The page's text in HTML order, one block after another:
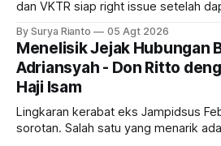
dan VKTR siap right issue setelah
pola saham Grup Bakrie jelang right
By Surya Rianto 05 Agt 2026
Menelisik Jejak Hubungan
Adriansyah - Don Ritto
Haji Isam
Lingkaran kerabat eks Jampidsus
sorotan. Salah satu yang menarik